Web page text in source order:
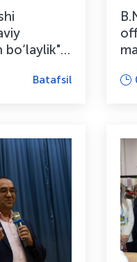
Batafsil